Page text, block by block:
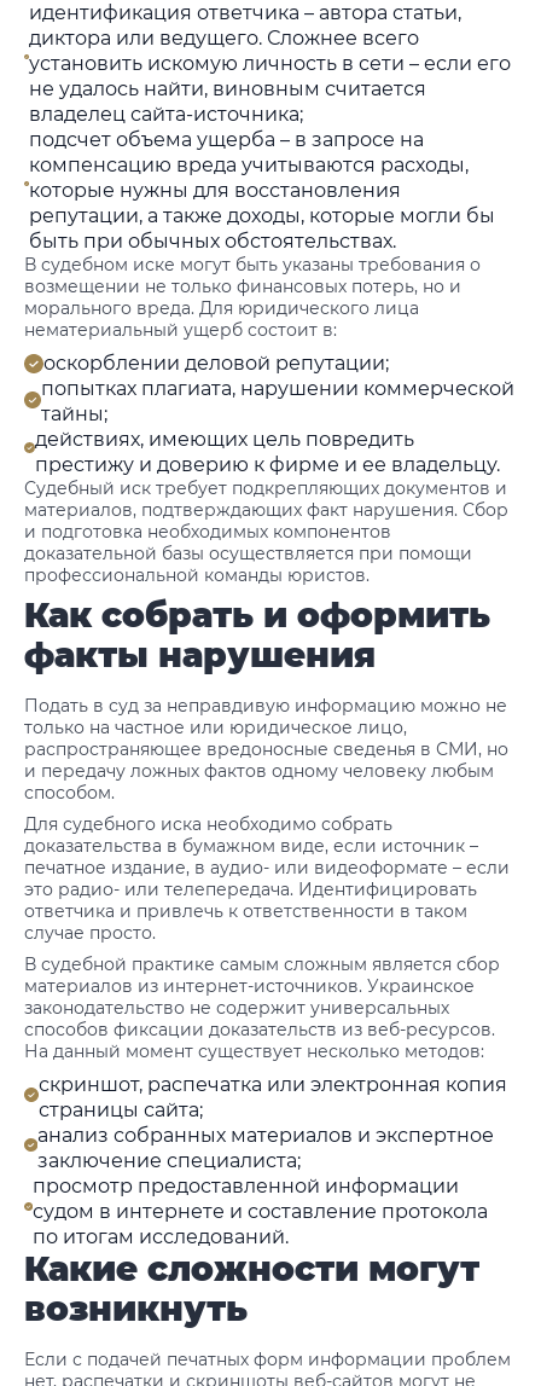
идентификация ответчика – автора статьи,
диктора или ведущего. Сложнее всего
установить искомую личность в сети – если его
не удалось найти, виновным считается
владелец сайта-источника;
подсчет объема ущерба – в запросе на
компенсацию вреда учитываются расходы,
которые нужны для восстановления
репутации, а также доходы, которые могли бы
быть при обычных обстоятельствах.
В судебном иске могут быть указаны требования о
возмещении не только финансовых потерь, но и
морального вреда. Для юридического лица
нематериальный ущерб состоит в:
оскорблении деловой репутации;
попытках плагиата, нарушении коммерческой
тайны;
действиях, имеющих цель повредить
престижу и доверию к фирме и ее владельцу.
Судебный иск требует подкрепляющих документов и
материалов, подтверждающих факт нарушения. Сбор
и подготовка необходимых компонентов
доказательной базы осуществляется при помощи
профессиональной команды юристов.
Как собрать и оформить
факты нарушения
Подать в суд за неправдивую информацию можно не
только на частное или юридическое лицо,
распространяющее вредоносные сведенья в СМИ, но
и передачу ложных фактов одному человеку любым
способом.
Для судебного иска необходимо собрать
доказательства в бумажном виде, если источник –
печатное издание, в аудио- или видеоформате – если
это радио- или телепередача. Идентифицировать
ответчика и привлечь к ответственности в таком
случае просто.
В судебной практике самым сложным является сбор
материалов из интернет-источников. Украинское
законодательство не содержит универсальных
способов фиксации доказательств из веб-ресурсов.
На данный момент существует несколько методов:
скриншот, распечатка или электронная копия
страницы сайта;
анализ собранных материалов и экспертное
заключение специалиста;
просмотр предоставленной информации
судом в интернете и составление протокола
по итогам исследований.
Какие сложности могут
возникнуть
Если с подачей печатных форм информации проблем
нет, распечатки и скриншоты веб-сайтов могут не